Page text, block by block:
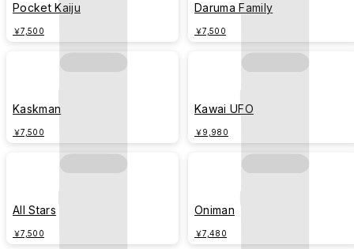
Pocket Kaiju
￥7,500
Daruma Family
￥7,500
Kaskman
￥7,500
Kawai UFO
￥9,980
All Stars
￥7,500
Oniman
￥7,480